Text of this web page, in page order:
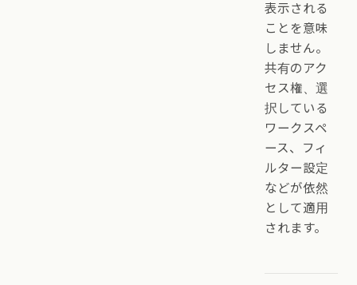
表示される
ことを意味
しません。
共有のアク
セス権、選
択している
ワークスペ
ース、フィ
ルター設定
などが依然
として適用
されます。